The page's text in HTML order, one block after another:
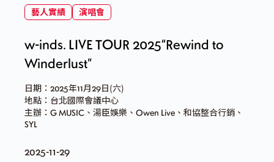
藝人實績 演唱會
w-inds. LIVE TOUR 2025“Rewind to
Winderlust”
日期：2025年11月29日(六)
地點：台北國際會議中心
主辦：G MUSIC、湯臣娛樂、Owen Live、和協整合行銷、
SYL
2025-11-29